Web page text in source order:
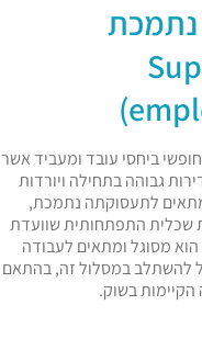
ביחסי עובד ומעביד אשר
גבוהה בתחילה ויורדות
לתעסוקתה נתמכת,
שכלית התפתחותית שוועדת
מסוגל ומתאים לעבודה
להשתלב במסלול זה, בהתאם
בשוק.